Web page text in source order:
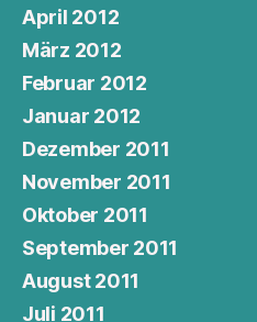
April 2012
März 2012
Februar 2012
Januar 2012
Dezember 2011
November 2011
Oktober 2011
September 2011
August 2011
Juli 2011